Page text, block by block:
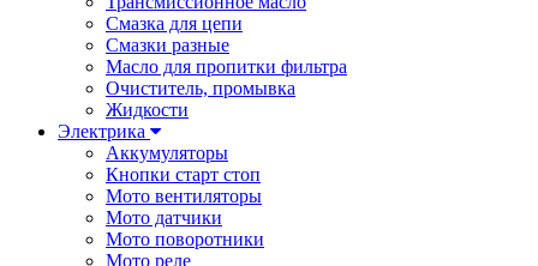
Смазка для цепи
Смазки разные
Масло для пропитки фильтра
Очиститель, промывка
Жидкости
Электрика
Аккумуляторы
Кнопки старт стоп
Мото вентиляторы
Мото датчики
Мото поворотники
Мото реле